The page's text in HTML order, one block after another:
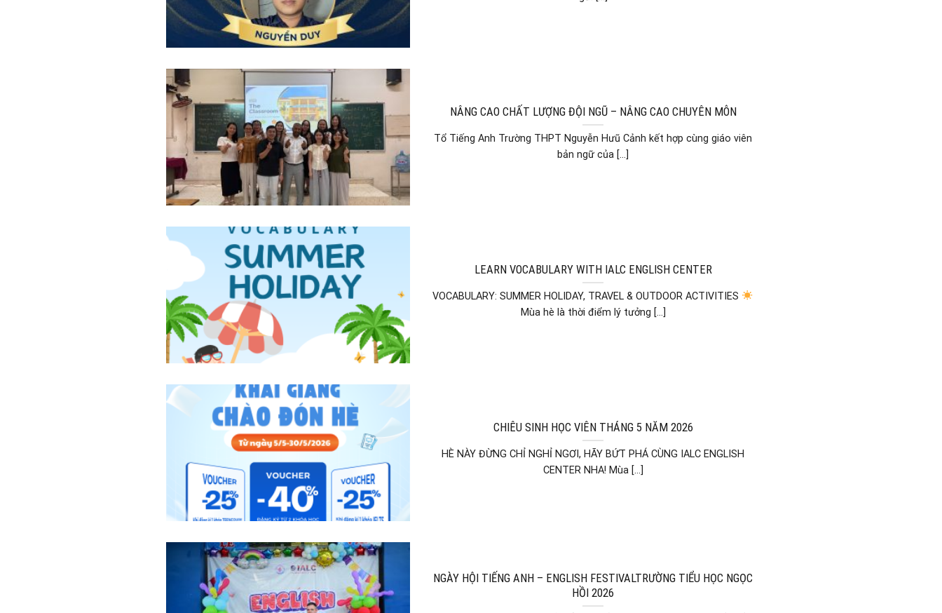
NÂNG CAO CHẤT LƯỢNG ĐỘI NGŨ – NÂNG CAO CHUYÊN MÔN
Tổ Tiếng Anh Trường THPT Nguyễn Hưũ Cảnh kết hợp cùng giáo viên
bản ngữ của [...]
LEARN VOCABULARY WITH IALC ENGLISH CENTER
VOCABULARY: SUMMER HOLIDAY, TRAVEL & OUTDOOR ACTIVITIES
Mùa hè là thời điểm lý tưởng [...]
CHIÊU SINH HỌC VIÊN THÁNG 5 NĂM 2026
HÈ NÀY ĐỪNG CHỈ NGHỈ NGƠI, HÃY BỨT PHÁ CÙNG IALC ENGLISH
CENTER NHA! Mùa [...]
NGÀY HỘI TIẾNG ANH – ENGLISH FESTIVALTRƯỜNG TIỂU HỌC NGỌC
HỒI 2026